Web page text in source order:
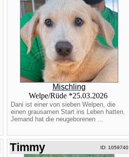
Mischling
Welpe/Rüde *25.03.2026
Dani ist einer von sieben Welpen, die
einen grausamen Start ins Leben hatten.
Jemand hat die neugeborenen ...
Timmy ID: 1059740